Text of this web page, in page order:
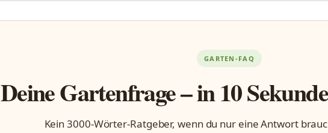
GARTEN-FAQ
Deine Gartenfrage – in 10
Kein 3000-Wörter-Ratgeber, wenn du nur eine Antwort